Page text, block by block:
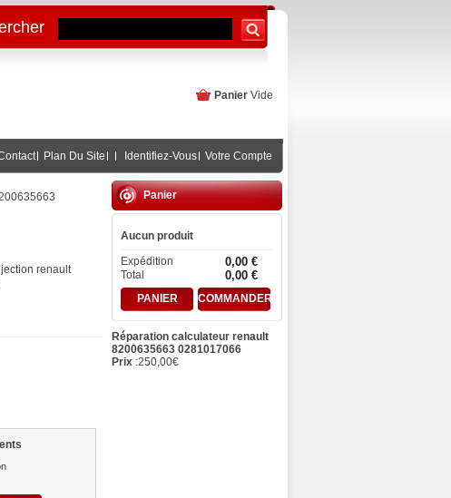
Panier Vide
Plan Du Site Identifiez-Vous Votre Compte
renault
Panier
Aucun produit
Expédition
0,00 €
Total 0,00 €
PANIER COMMANDER
Réparation calculateur renault
8200635663 0281017066
Prix :250,00€